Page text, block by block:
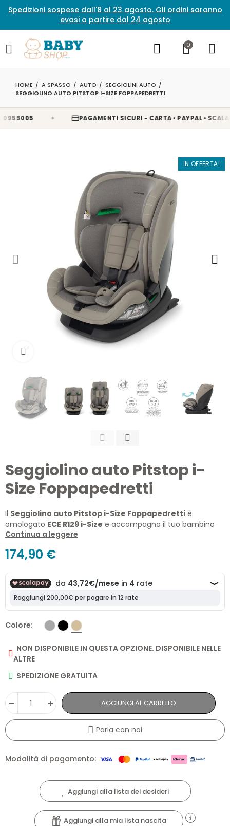
Spedizioni sospese dall'8 al 23 agosto. Gli ordini saranno
evasi a partire dal 24 agosto
0
HOME A SPASSO AUTO
SEGGIOLINI AUTO
SEGGIOLINO AUTO PITSTOP I-SIZE FOPPAPEDRETTI
PAGAMENTI SICURI - CARTA • PAYPAL • SCALAPAY
IN OFFERTA!
Seggiolino auto Pitstop i-
Size Foppapedretti
Il Seggiolino auto Pitstop i-Size Foppapedretti è
omologato ECE R129 i-Size e accompagna il tuo bambino
dai 15 mesi fino ai 12 anni circa (76-150 cm). Sicuro,
Tether e successivamente anche con le cinture a 3 punti
Continua a leggere
174,90 €
Colore
NON DISPONIBILE IN QUESTA OPZIONE. DISPONIBILE NELLE
ALTRE
SPEDIZIONE GRATUITA
AGGIUNGI AL CARRELLO
Parla con noi
Modalità di pagamento:
Aggiungi alla lista dei desideri
Aggiungi alla mia lista nascita